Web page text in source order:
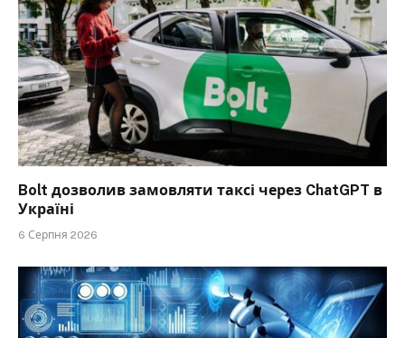
Bolt дозволив замовляти таксі через ChatGPT в
Україні
6 Серпня 2026